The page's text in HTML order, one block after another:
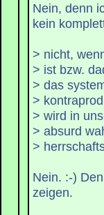
Nein, denn
kein
> nicht,
> ist bzw.
> das
>
> wird in
> absurd
>
Nein. :-)
zeigen.